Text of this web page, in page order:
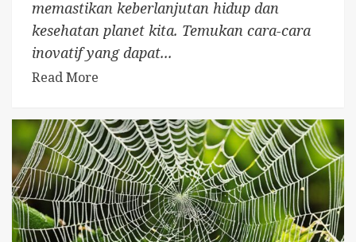
memastikan keberlanjutan hidup dan
kesehatan planet kita. Temukan cara-cara
inovatif yang dapat...
Read More